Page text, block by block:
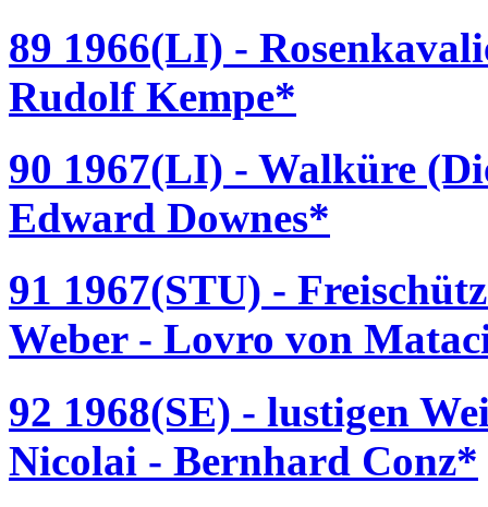
89 1966(LI) -
Rudolf Kempe*
90 1967(LI) - Walküre
Edward Downes*
91 1967(STU) -
Weber - Lovro von
92 1968(SE) - lustigen
Nicolai - Bernhard Conz*